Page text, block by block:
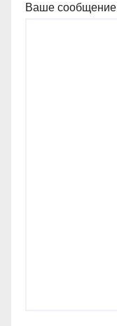
Ваше сообщение